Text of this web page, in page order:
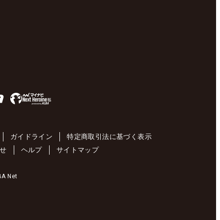
ガイドライン
特定商取引法に基づく表示
ヘルプ サイトマップ
Net